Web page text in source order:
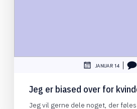
JANUAR 14
Jeg er biased over for
Jeg vil gerne dele noget, der